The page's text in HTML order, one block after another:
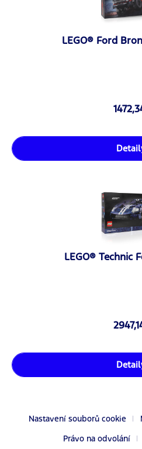
LEGO® Ford
LEGO® Technic
Nastavení souborů cookie
Právo na odvolání